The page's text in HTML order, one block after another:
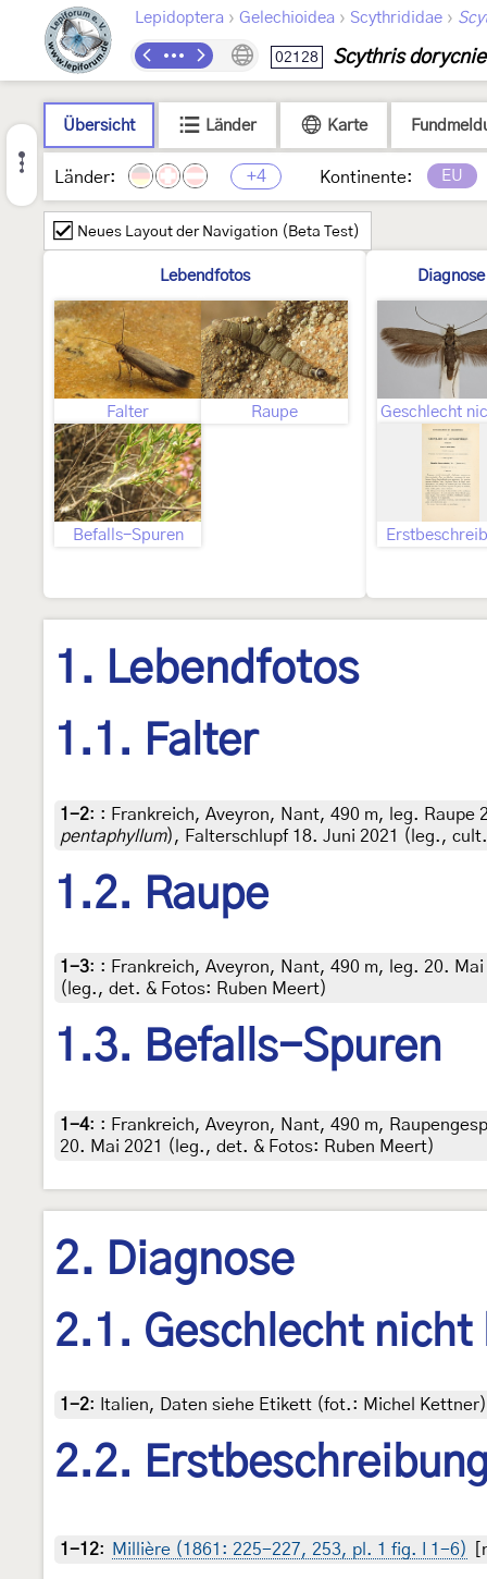
Lepidoptera › Gelechioidea › Scythrididae ›
02128 Scythris
Übersicht Länder Karte
Länder: +4 Kontinente: EU
Neues Layout der Navigation (Beta Test)
Lebendfotos
Falter Raupe
Befalls-Spuren
Diagnose
1. Lebendfotos
1.1. Falter
1-2: : Frankreich, Aveyron, Nant, 490 m, leg. Raupe
pentaphyllum), Falterschlupf 18. Juni 2021 (leg.,
1.2. Raupe
1-3: : Frankreich, Aveyron, Nant, 490 m, leg. 20.
(leg., det. & Fotos: Ruben Meert)
1.3. Befalls-Spuren
1-4: : Frankreich, Aveyron, Nant, 490 m,
20. Mai 2021 (leg., det. & Fotos: Ruben Meert)
2. Diagnose
2.1. Geschlecht nicht
1-2: Italien, Daten siehe Etikett (fot.: Michel
2.2.
1-12: Millière (1861: 225-227, 253, pl. 1 fig. I 1-6)